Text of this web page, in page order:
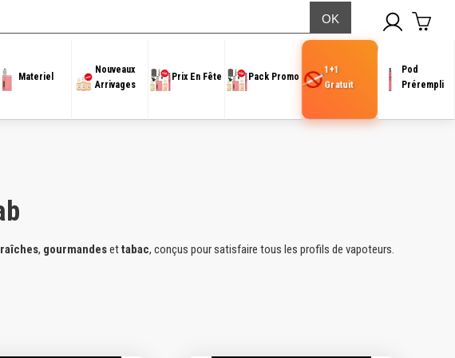
Materiel
Nouveaux
Arrivages
Prix En Fête Pack Promo
1+1
Gratuit
Pod
Prérempli
, gourmandesettabac, conçus pour satisfaire tous les profils de vapoteurs.